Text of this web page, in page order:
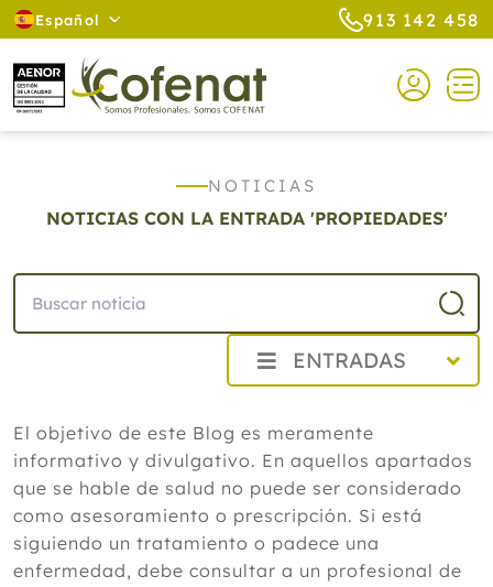
Español 913 142 458
NOTICIAS
NOTICIAS CON LA ENTRADA 'PROPIEDADES'
ENTRADAS
Agosto
Cistitis en verano: cinco remedios
naturales para aliviar los síntomas,
según un experto
Julio
Junio
El objetivo de este Blog es meramente
informativo y divulgativo. En aquellos apartados
que se hable de salud no puede ser considerado
como asesoramiento o prescripción. Si está
siguiendo un tratamiento o padece una
enfermedad, debe consultar a un profesional de